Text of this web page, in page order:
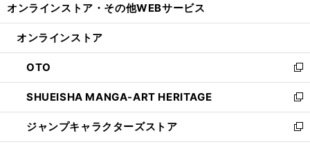
開
ン
ウ
で
開
く
ウ
ン
ド
ウ
で
開
く
オンラインストア・ その他WEBサービス
オンラインストア
OTO
新
し
い
ウ
ィ
ン
SHUEISHA MANGA-ART HERITAGE
新
し
い
ウ
ジャンプキャラクターズストア
新
し